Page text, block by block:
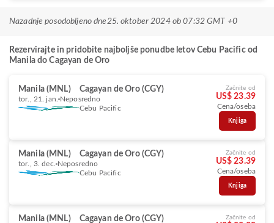
Nazadnje posodobljeno dne25. oktober 2024 ob 07:32 GMT +0
Rezervirajte in pridobite najboljše ponudbe letov Cebu Pacific od
Manila do Cagayan de Oro
Manila (MNL) Cagayan de Oro (CGY)
tor., 21. jan. Neposredno
Cebu Pacific
Začnite od
US$ 23.39
Cena/oseba
Knjiga
Manila (MNL) Cagayan de Oro (CGY)
tor., 3. dec. Neposredno
Cebu Pacific
Začnite od
US$ 23.39
Cena/oseba
Knjiga
Manila (MNL) Cagayan de Oro (CGY) Začnite od